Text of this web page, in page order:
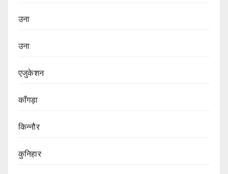
उना
उना
एजुकेशन
काँगड़ा
किन्नौर
कुनिहार